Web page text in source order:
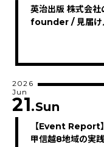
英治出版 株式会
founder / 見届け
【Event Report
甲信越8地域の実
2026
Jun
21.Sun